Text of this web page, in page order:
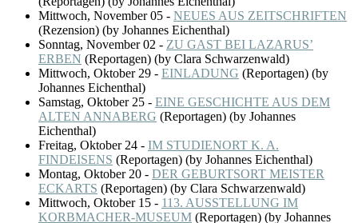
Mittwoch, November 05 - NEUES AUS ZEITSCHRIFTEN
(Rezension) (by Johannes Eichenthal)
Sonntag, November 02 - ZU GAST BEI LAZARUS’
ERBEN (Reportagen) (by Clara Schwarzenwald)
Mittwoch, Oktober 29 - EINLADUNG (Reportagen) (by
Johannes Eichenthal)
Samstag, Oktober 25 - EINE GESCHICHTE AUS DEM
ALTEN ANNABERG (Reportagen) (by Johannes
Eichenthal)
Freitag, Oktober 24 - IM STUDIENORT K. A.
FINDEISENS (Reportagen) (by Johannes Eichenthal)
Montag, Oktober 20 - DER GEBURTSORT MEISTER
ECKARTS (Reportagen) (by Clara Schwarzenwald)
Mittwoch, Oktober 15 - 113. AUSSTELLUNG IM
KORBMACHER-MUSEUM (Reportagen) (by Johannes